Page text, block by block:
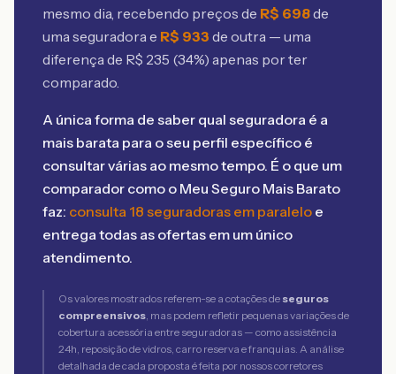
mesmo dia, recebendo preços de R$ 698de
uma seguradora e R$ 933 de outra — uma
diferença de R$ 235 (34%) apenas por ter
comparado.
A única forma de saber qual seguradora é a
mais barata para o seu perfil específico é
consultar várias ao mesmo tempo. É o que um
comparador como o Meu Seguro Mais Barato
faz: consulta 18 seguradoras em paralelo e
entrega todas as ofertas em um único
atendimento.
Os valores mostrados referem-se a cotações de seguros
compreensivos, mas podem refletir pequenas variações de
cobertura acessória entre seguradoras — como assistência
24h, reposição de vidros, carro reserva e franquias. A análise
detalhada de cada proposta é feita por nossos corretores